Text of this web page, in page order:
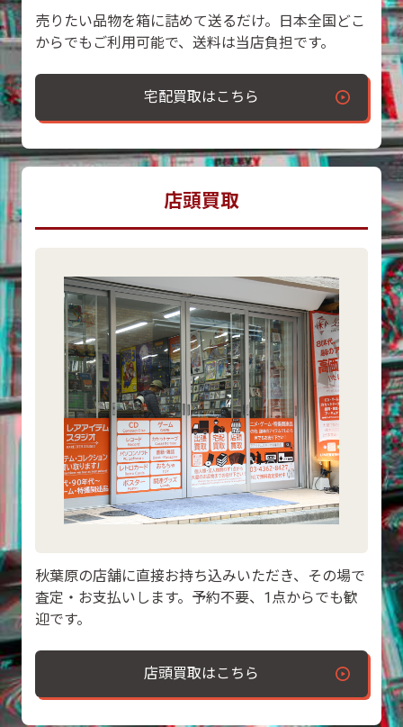
売りたい品物を箱に詰めて送るだけ。日本全国どこ
からでもご利用可能で、送料は当店負担です。
宅配買取はこちら
店頭買取
秋葉原の店舗に直接お持ち込みいただき、その場で
査定・お支払いします。予約不要、1点からでも歓
迎です。
店頭買取はこちら